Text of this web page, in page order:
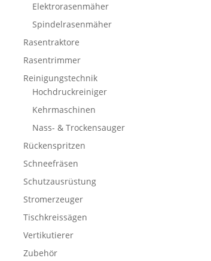
Elektrorasenmäher
Spindelrasenmäher
Rasentraktore
Rasentrimmer
Reinigungstechnik
Hochdruckreiniger
Kehrmaschinen
Nass- & Trockensauger
Rückenspritzen
Schneefräsen
Schutzausrüstung
Stromerzeuger
Tischkreissägen
Vertikutierer
Zubehör